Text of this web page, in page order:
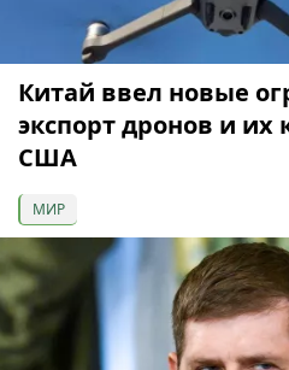
Китай ввел новые
экспорт дронов и их
США
МИР